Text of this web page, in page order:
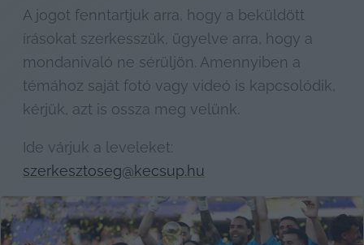
A jogot fenntartjuk arra, hogy a beküldött
írásokat szerkesszük, ügyelve arra, hogy a
mondanivaló ne sérüljön. Amennyiben a
témához saját fotó vagy videó is kapcsolódik,
kérjük, azt is ossza meg velünk.
szerkesztoseg@kecsup.hu